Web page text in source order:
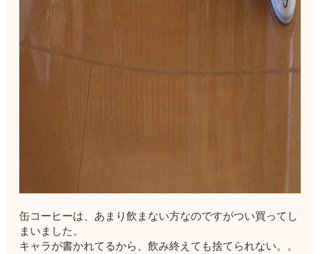
缶コーヒーは、あまり飲まない方なのですがつい買ってし
まいました。
キャラが書かれてるから、飲み終えても捨てられない。。